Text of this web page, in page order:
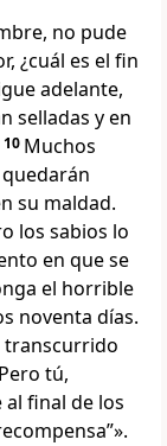
no pude
¿cuál es el fin
adelante,
selladas y en
10 Muchos
su maldad.
los sabios lo
en que se
el horrible
noventa días.
transcurrido
Pero tú,
al final de los